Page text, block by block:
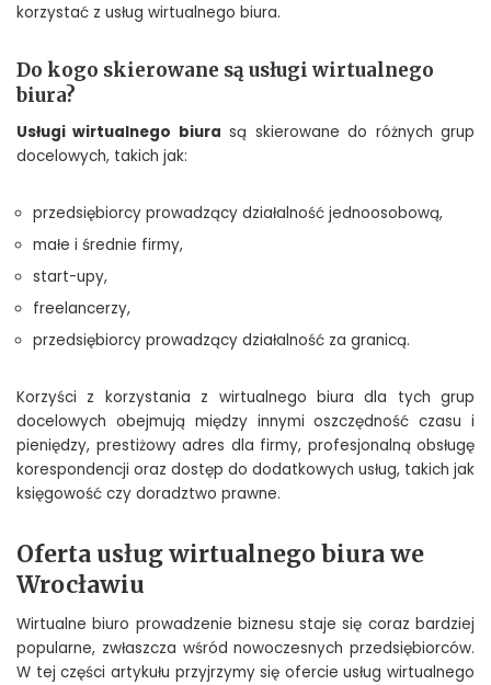
korzystać z usług wirtualnego biura.
Do kogo skierowane są usługi wirtualnego
biura?
Usługi wirtualnego biura są skierowane do różnych grup
docelowych, takich jak:
przedsiębiorcy prowadzący działalność jednoosobową,
małe i średnie firmy,
start-upy,
freelancerzy,
przedsiębiorcy prowadzący działalność za granicą.
Korzyści z korzystania z wirtualnego biura dla tych grup
docelowych obejmują między innymi oszczędność czasu i
pieniędzy, prestiżowy adres dla firmy, profesjonalną obsługę
korespondencji oraz dostęp do dodatkowych usług, takich jak
księgowość czy doradztwo prawne.
Oferta usług wirtualnego biura we
Wrocławiu
Wirtualne biuro prowadzenie biznesu staje się coraz bardziej
popularne, zwłaszcza wśród nowoczesnych przedsiębiorców.
W tej części artykułu przyjrzymy się ofercie usług wirtualnego